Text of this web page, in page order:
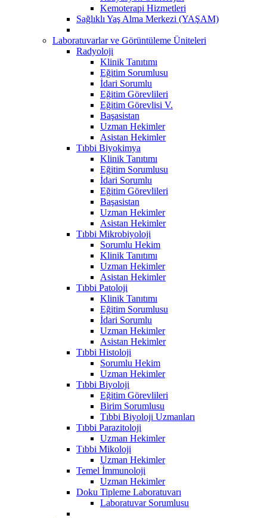
Kemoterapi Hizmetleri
Sağlıklı Yaş Alma Merkezi (YAŞAM)
Laboratuvarlar ve Görüntüleme Üniteleri
Radyoloji
Klinik Tanıtımı
Eğitim Sorumlusu
İdari Sorumlu
Eğitim Görevlileri
Eğitim Görevlisi V.
Başasistan
Uzman Hekimler
Asistan Hekimler
Tıbbi Biyokimya
Klinik Tanıtımı
Eğitim Sorumlusu
İdari Sorumlu
Eğitim Görevlileri
Başasistan
Uzman Hekimler
Asistan Hekimler
Tıbbi Mikrobiyoloji
Sorumlu Hekim
Klinik Tanıtımı
Uzman Hekimler
Asistan Hekimler
Tıbbi Patoloji
Klinik Tanıtımı
Eğitim Sorumlusu
İdari Sorumlu
Uzman Hekimler
Asistan Hekimler
Tıbbi Histoloji
Sorumlu Hekim
Uzman Hekimler
Tıbbi Biyoloji
Eğitim Görevlileri
Birim Sorumlusu
Tıbbi Biyoloji Uzmanları
Tıbbi Parazitoloji
Uzman Hekimler
Tıbbi Mikoloji
Uzman Hekimler
Temel İmmunoloji
Uzman Hekimler
Doku Tipleme Laboratuvarı
Laboratuvar Sorumlusu